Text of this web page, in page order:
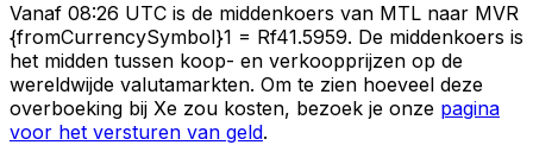
Vanaf 08:26 UTC is de middenkoers van MTL naar MVR
{fromCurrencySymbol}1 = Rf41.5959. De middenkoers is
het midden tussen koop- en verkoopprijzen op de
wereldwijde valutamarkten. Om te zien hoeveel deze
overboeking bij Xe zou kosten, bezoek je onze pagina
voor het versturen van geld.